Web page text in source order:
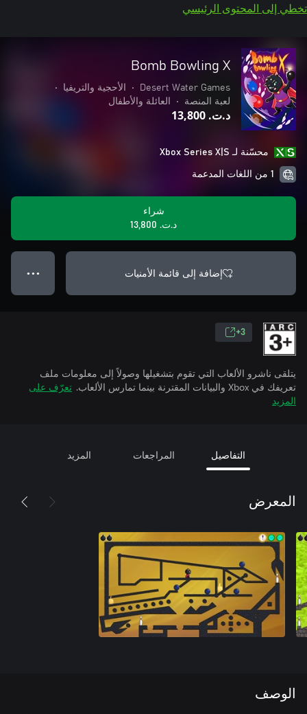
تخطي إلى المحتوى الرئيسي
Bomb Bowling X
Desert Water Games
• الأحجية والتريفيا
•
لعبة المنصة
• العائلة والأطفال
د.ت.‏ 13,800
محسّنة لـ Xbox Series X|S
1 من اللغات المدعمة
شراء
د.ت.‏ 13,800
إضافة إلى قائمة الأمنيات ● ● ●
3+
يتلقى ناشرو الألعاب التي تقوم بتشغيلها وصولاً إلى معلومات ملف
تعريفك في Xbox والبيانات المقترنة بينما تمارس الألعاب.
تعرّف على
المزيد
التفاصيل المراجعات المزيد
المعرض
الوصف